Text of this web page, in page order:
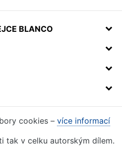
BLANCO
cookies – více informací
tak v celku autorským dílem.